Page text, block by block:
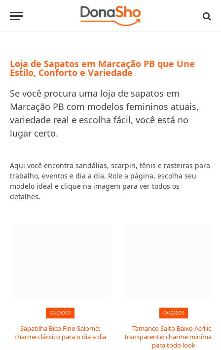
Loja de Sapatos em Marcação PB que Une
Estilo, Conforto e Variedade
Se você procura uma loja de sapatos em
Marcação PB com modelos femininos atuais,
variedade real e escolha fácil, você está no
lugar certo.
Aqui você encontra sandálias, scarpin, tênis e rasteiras para
trabalho, eventos e dia a dia. Role a página, escolha seu
modelo ideal e clique na imagem para ver todos os
detalhes.
CALÇADOS
Sapatilha Bico Fino Salomé:
charme clássico para o dia a dia
CALÇADOS
Tamanco Salto Baixo Acrílico
Transparente: charme
para todo look